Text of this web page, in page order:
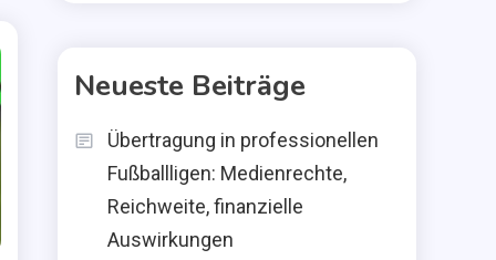
Neueste Beiträge
Übertragung in professionellen
Fußballligen: Medienrechte,
Reichweite, finanzielle
Auswirkungen